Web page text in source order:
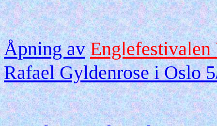
Åpning av Englefestivalen
Rafael Gyldenrose i Oslo